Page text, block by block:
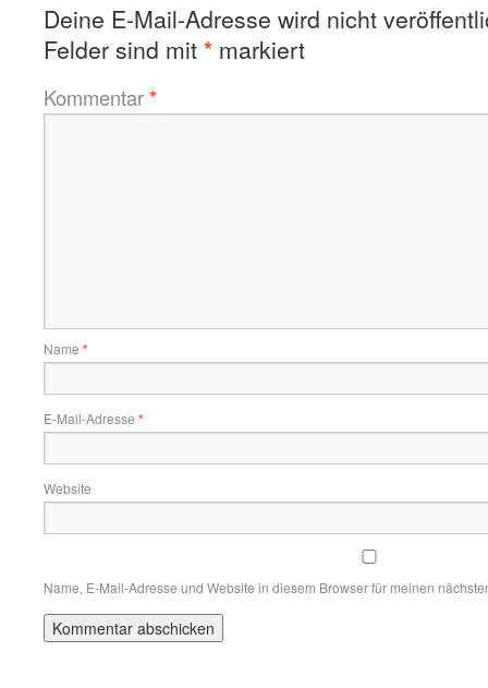
Deine E-Mail-Adresse wird nicht
Felder sind mit * markiert
Kommentar*
Name *
E-Mail-Adresse *
Website
Name, E-Mail-Adresse und Website in diesem Browser für meinen